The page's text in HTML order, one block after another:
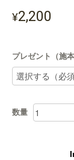
¥2,200
プレゼント（施
数量